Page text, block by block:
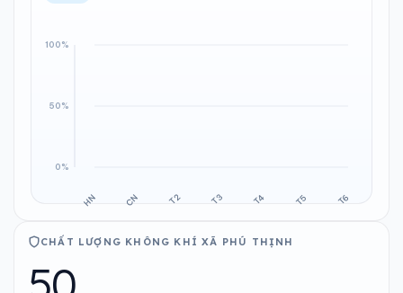
CHẤT LƯỢNG KHÔNG KHÍ XÃ PHÚ THỊNH